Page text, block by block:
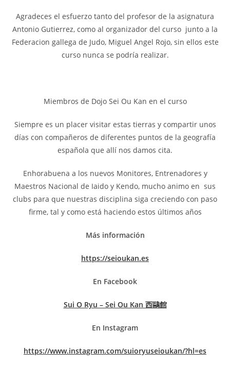
Agradeces el esfuerzo tanto del profesor de la asignatura
Antonio Gutierrez, como al organizador del curso junto a la
Federacion gallega de Judo, Miguel Angel Rojo, sin ellos este
curso nunca se podría realizar.
Miembros de Dojo Sei Ou Kan en el curso
Siempre es un placer visitar estas tierras y compartir unos
días con compañeros de diferentes puntos de la geografía
española que allí nos damos cita.
Enhorabuena a los nuevos Monitores, Entrenadores y
Maestros Nacional de Iaido y Kendo, mucho animo en sus
clubs para que nuestras disciplina siga creciendo con paso
firme, tal y como está haciendo estos últimos años
Más información
https://seioukan.es
En Facebook
Sui O Ryu – Sei Ou Kan 西鷗館
En Instagram
https://www.instagram.com/suioryuseioukan/?hl=es